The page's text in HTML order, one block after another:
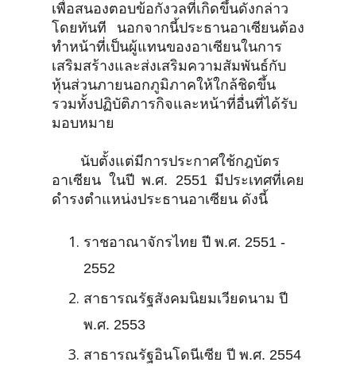
เพื่อสนองตอบข้อกังวลที่เกิดขึ้นดังกล่าว
โดยทันที นอกจากนี้ประธานอาเซียนต้อง
ทำหน้าที่เป็นผู้แทนของอาเซียนในการ
เสริมสร้างและส่งเสริมความสัมพันธ์กับ
หุ้นส่วนภายนอกภูมิภาคให้ใกล้ชิดขึ้น
รวมทั้งปฏิบัติภารกิจและหน้าที่อื่นที่ได้รับ
มอบหมาย
นับตั้งแต่มีการประกาศใช้กฎบัตร
อาเซียน ในปี พ.ศ. 2551 มีประเทศที่เคย
ดำรงตำแหน่งประธานอาเซียน ดังนี้
ราชอาณาจักรไทย ปี พ.ศ. 2551 -
2552
สาธารณรัฐสังคมนิยมเวียดนาม ปี
พ.ศ. 2553
สาธารณรัฐอินโดนีเซีย ปี พ.ศ. 2554